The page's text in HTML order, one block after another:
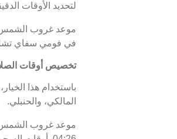
لتحديد الأوقات
في فومي سفاي تشا
تخصيص أوقات
باستخدام هذا
المالكي، والحنبلي.